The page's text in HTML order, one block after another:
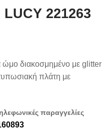
221263
ώμο διακοσμημένο με glitter
πλάτη με
παραγγελίες